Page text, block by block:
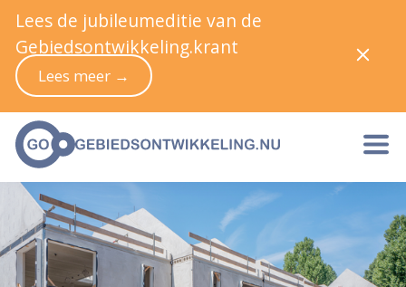
Lees de jubileumeditie van de
Gebiedsontwikkeling.krant
Lees meer →